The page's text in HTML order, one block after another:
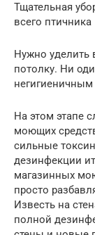
Тщательная
всего птичника
Нужно уделить
потолку. Ни
негигиеничным
На этом этапе
моющих
сильные
дезинфекции
магазинных
просто
Известь на
полной